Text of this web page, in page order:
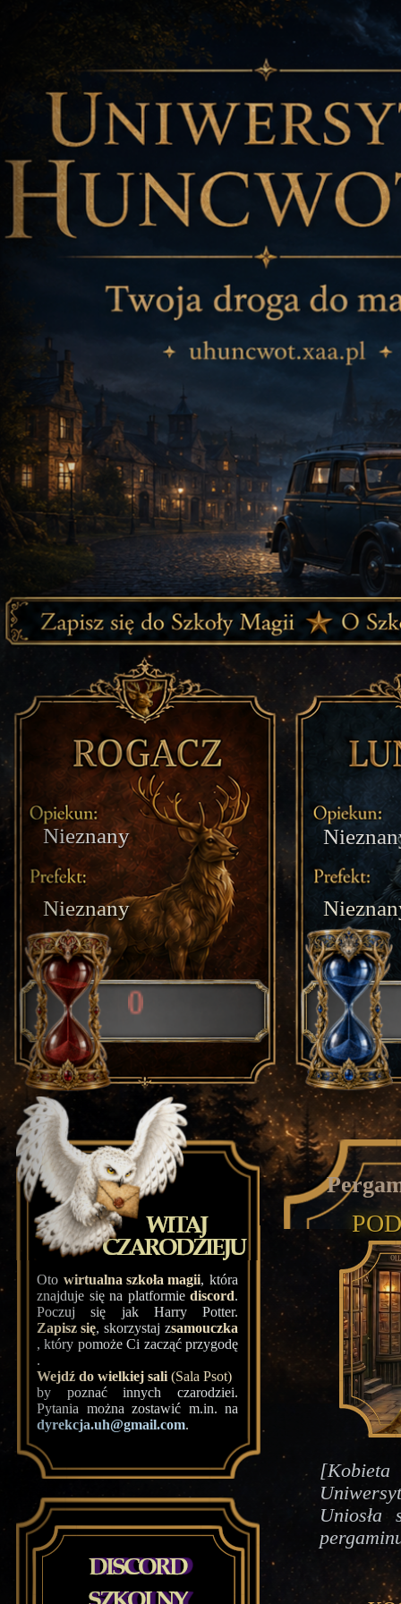
0
Nieznany
Nieznany
Oto wirtualna szkoła magii, która
znajduje się na platformie discord.
Poczuj się jak Harry Potter.
Zapisz się, skorzystaj zsamouczka
, który pomoże Ci zacząć przygodę
.
Wejdź do wielkiej sali (Sala Psot)
by poznać innych czarodziei.
Pytania można zostawić m.in. na
dyrekcja.uh@gmail.com.